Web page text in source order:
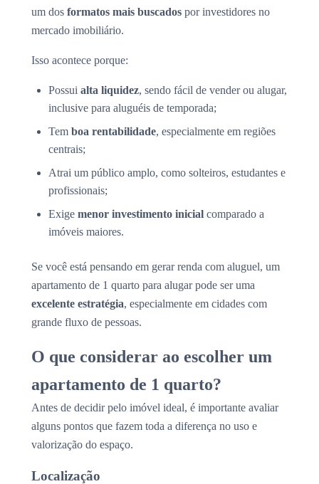
um dos formatos mais buscados por investidores no
mercado imobiliário.
Isso acontece porque:
Possui alta liquidez, sendo fácil de vender ou alugar,
inclusive para aluguéis de temporada;
Tem boa rentabilidade, especialmente em regiões
centrais;
Atrai um público amplo, como solteiros, estudantes e
profissionais;
Exige menor investimento inicial comparado a
imóveis maiores.
Se você está pensando em gerar renda com aluguel, um
apartamento de 1 quarto para alugar pode ser uma
excelente estratégia, especialmente em cidades com
grande fluxo de pessoas.
O que considerar ao escolher um
apartamento de 1 quarto?
Antes de decidir pelo imóvel ideal, é importante avaliar
alguns pontos que fazem toda a diferença no uso e
valorização do espaço.
Localização